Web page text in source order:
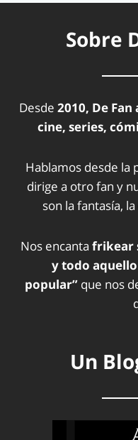
Sobre
Desde 2010, De Fan
cine, series,
Hablamos desde la
dirige a otro fan y
son la fantasía,
Nos encanta frikear
y todo
popular” que nos
Un